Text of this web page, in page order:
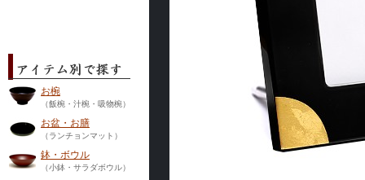
お椀
（飯椀・汁椀・吸物椀）
お盆・お膳
（ランチョンマット）
鉢・ボウル
（小鉢・サラダボウル）